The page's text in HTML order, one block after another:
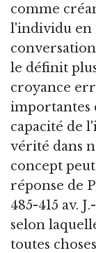
comme
l'individu en
le définit
croyance
importantes
capacité de
vérité dans
concept
réponse de
485-415 av.
selon
toutes